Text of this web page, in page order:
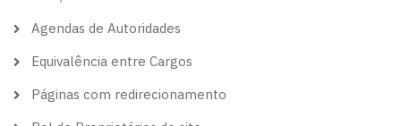
Agendas de Autoridades
Equivalência entre Cargos
Páginas com redirecionamento